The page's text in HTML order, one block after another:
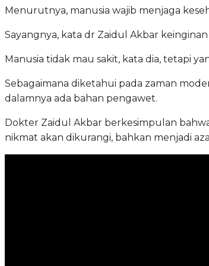
Menurutnya, manusia wajib menjaga
Sayangnya, kata dr Zaidul Akbar
Manusia tidak mau sakit, kata dia, tetapi
Sebagaimana diketahui pada zaman
dalamnya ada bahan pengawet.
Dokter Zaidul Akbar berkesimpulan
nikmat akan dikurangi, bahkan menjadi